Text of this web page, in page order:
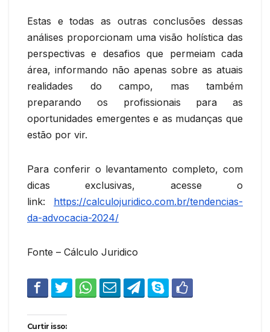
Estas e todas as outras conclusões dessas
análises proporcionam uma visão holística das
perspectivas e desafios que permeiam cada
área, informando não apenas sobre as atuais
realidades do campo, mas também
preparando os profissionais para as
oportunidades emergentes e as mudanças que
estão por vir.
Para conferir o levantamento completo, com
dicas exclusivas, acesse o
link: https://calculojuridico.com.br/tendencias-
da-advocacia-2024/
Fonte – Cálculo Juridico
Curtir isso: